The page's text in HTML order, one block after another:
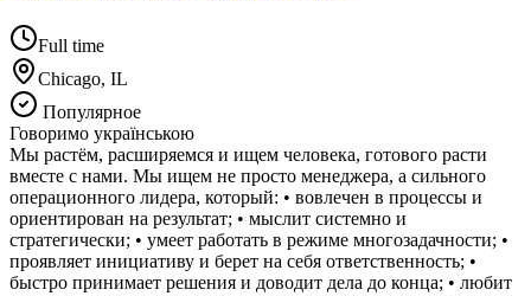
Full time
Chicago, IL
Популярное
Говоримо українською
Мы растём, расширяемся и ищем человека, готового расти
вместе с нами. Мы ищем не просто менеджера, а сильного
операционного лидера, который: • вовлечен в процессы и
ориентирован на результат; • мыслит системно и
стратегически; • умеет работать в режиме многозадачности; •
проявляет инициативу и берет на себя ответственность; •
быстро принимает решения и доводит дела до конца; • любит